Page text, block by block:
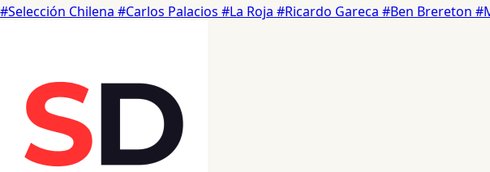
#Selección Chilena #Carlos Palacios #La Roja #Ricardo Gareca #Ben Brereton